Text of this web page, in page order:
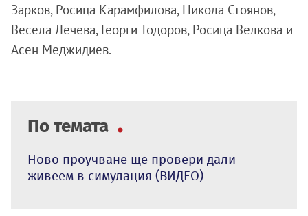
Зарков, Росица Карамфилова, Никола Стоянов,
Весела Лечева, Георги Тодоров, Росица Велкова и
Асен Меджидиев.
По темата
Ново проучване ще провери дали
живеем в симулация (ВИДЕО)